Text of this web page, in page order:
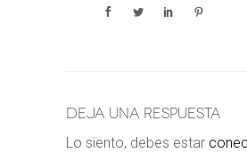
Deja una respuesta
Lo siento, debes estar